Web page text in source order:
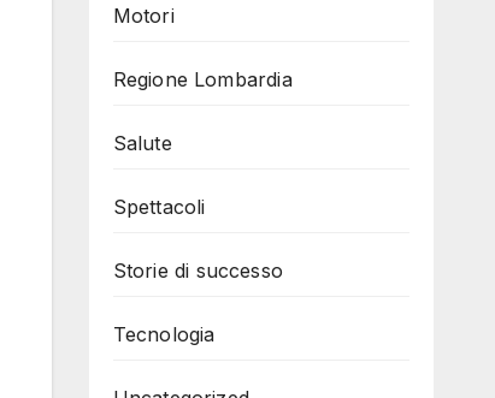
Motori
Regione Lombardia
Salute
Spettacoli
Storie di successo
Tecnologia